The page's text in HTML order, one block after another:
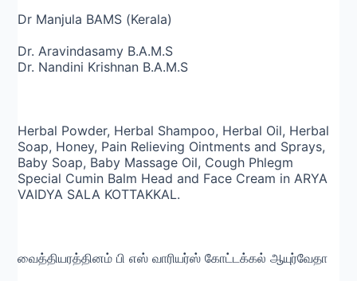
Dr Manjula BAMS (Kerala)
Dr. Aravindasamy B.A.M.S
Dr. Nandini Krishnan B.A.M.S
Herbal Powder, Herbal Shampoo, Herbal Oil, Herbal
Soap, Honey, Pain Relieving Ointments and Sprays,
Baby Soap, Baby Massage Oil, Cough Phlegm
Special Cumin Balm Head and Face Cream in ARYA
VAIDYA SALA KOTTAKKAL.
வைத்தியரத்தினம் பி எஸ் வாரியர்ஸ் கோட்டக்கல் ஆயுர்வேதா